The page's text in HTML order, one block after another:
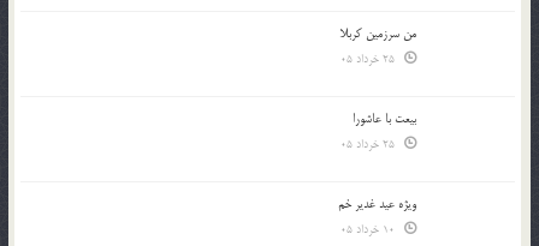
من سرزمین کربلا
بیعت با عاشورا
ویژه عید غدیر خم